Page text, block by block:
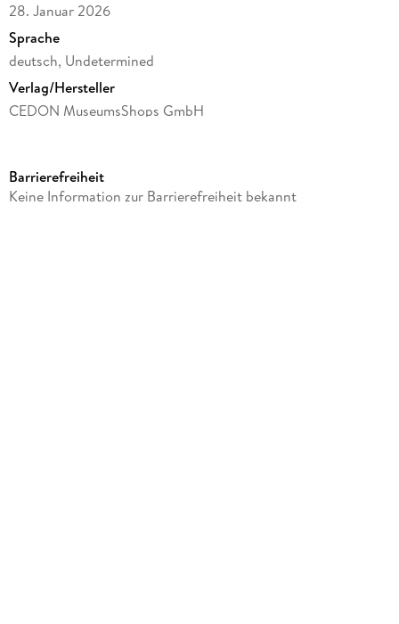
28. Januar 2026
Sprache
deutsch, Undetermined
Verlag/Hersteller
CEDON MuseumsShops GmbH
Gewicht
Barrierefreiheit
Keine Information zur Barrierefreiheit bekannt